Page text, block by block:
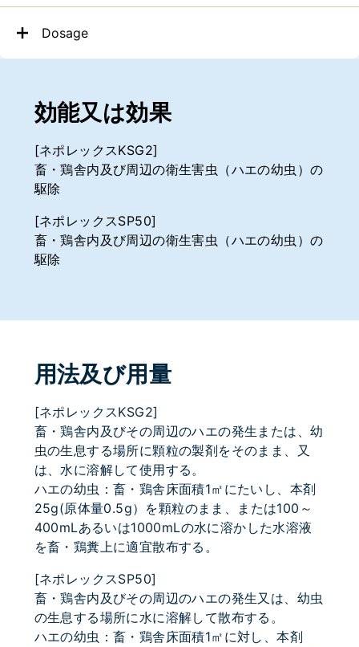
Dosage
効能又は効果
[ネポレックスKSG2]
畜・鶏舎内及び周辺の衛生害虫（ハエの幼虫）の
駆除
[ネポレックスSP50]
畜・鶏舎内及び周辺の衛生害虫（ハエの幼虫）の
駆除
用法及び用量
[ネポレックスKSG2]
畜・鶏舎内及びその周辺のハエの発生または、幼
虫の生息する場所に顆粒の製剤をそのまま、又
は、水に溶解して使用する。
ハエの幼虫：畜・鶏舎床面積1㎡にたいし、本剤
25g(原体量0.5g）を顆粒のまま、または100～
400mLあるいは1000mLの水に溶かした水溶液
を畜・鶏糞上に適宜散布する。
[ネポレックスSP50]
畜・鶏舎内及びその周辺のハエの発生又は、幼虫
の生息する場所に水に溶解して散布する。
ハエの幼虫：畜・鶏舎床面積1㎡に対し、本剤